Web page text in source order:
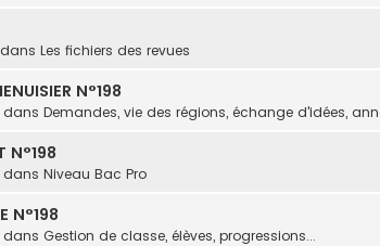
dans Les fichiers des revues
N°198
dans Demandes, vie des régions, échange d'idées,
N°198
dans Niveau Bac Pro
N°198
dans Gestion de classe, élèves, progressions...